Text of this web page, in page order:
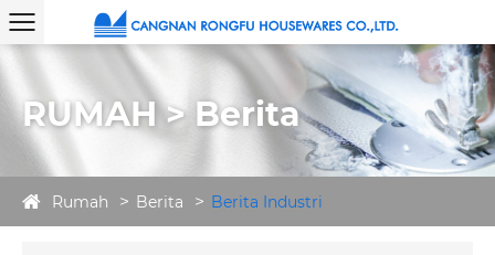
RUMAH > Berita
Rumah Berita Berita Industri